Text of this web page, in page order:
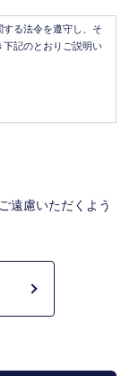
る法令を遵守し、そ
記のとおりご説明い
検索システム（レイ
機構（宅地建物取引
などの情報で、氏名
報及び成約情報を指
子データや紙媒体で
及び売買、賃貸借、
思われる当社及び提
遠慮いただくよう